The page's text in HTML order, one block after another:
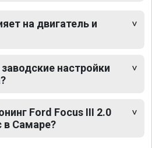
на двигатель и
настройки
Ford Focus III 2.0
в Самаре?